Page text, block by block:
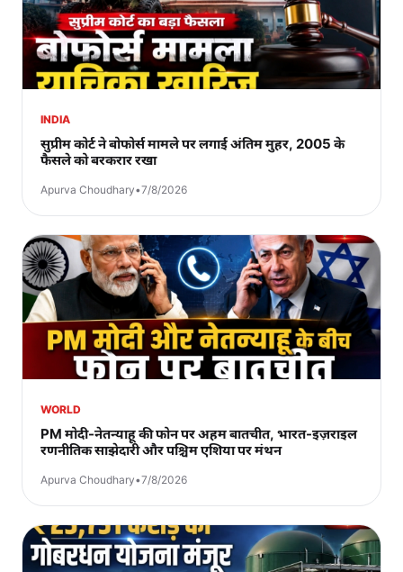
INDIA
सुप्रीम कोर्ट ने बोफोर्स मामले पर लगाई अंतिम मुहर, 2005 के
फैसले को बरकरार रखा
Apurva Choudhary•7/8/2026
WORLD
PM मोदी-नेतन्याहू की फोन पर अहम बातचीत, भारत-इज़राइल
रणनीतिक साझेदारी और पश्चिम एशिया पर मंथन
Apurva Choudhary•7/8/2026